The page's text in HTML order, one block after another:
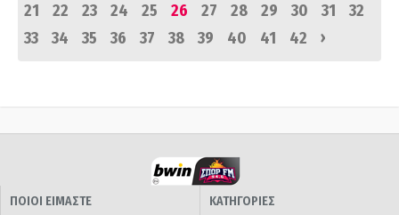
21
22 23 24 25 26 27 28 29 30 31
32
33
34 35 36 37 38 39 40 41 42 ›
ΠΟΙΟΙ ΕΙΜΑΣΤΕ
ΚΑΤΗΓΟΡΙΕΣ